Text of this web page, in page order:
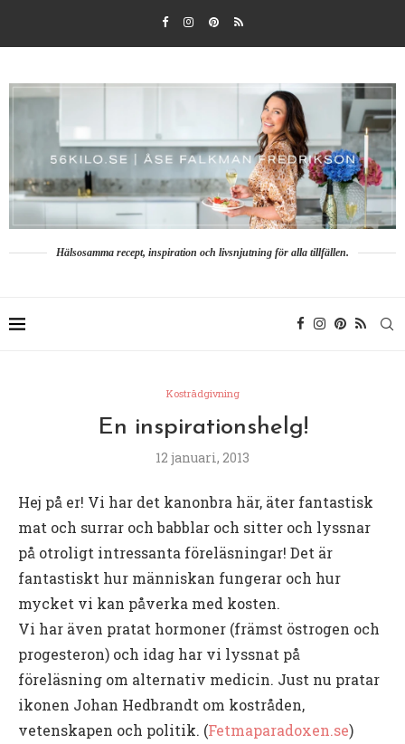
Hälsosamma recept, inspiration och livsnjutning för alla tillfällen.
Kostrådgivning
En inspirationshelg!
12 januari, 2013
Hej på er! Vi har det kanonbra här, äter fantastisk
mat och surrar och babblar och sitter och lyssnar
på otroligt intressanta föreläsningar! Det är
fantastiskt hur människan fungerar och hur
mycket vi kan påverka med kosten.
Vi har även pratat hormoner (främst östrogen och
progesteron) och idag har vi lyssnat på
föreläsning om alternativ medicin. Just nu pratar
ikonen Johan Hedbrandt om kostråden,
vetenskapen och politik. (Fetmaparadoxen.se)